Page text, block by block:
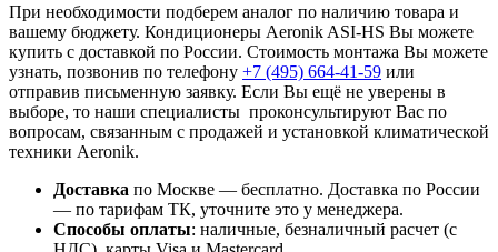
При необходимости подберем аналог по наличию товара и
вашему бюджету. Кондиционеры Aeronik ASI-HS Вы можете
купить с доставкой по России. Стоимость монтажа Вы можете
узнать, позвонив по телефону +7 (495) 664-41-59 или
отправив письменную заявку. Если Вы ещё не уверены в
выборе, то наши специалисты проконсультируют Вас по
вопросам, связанным с продажей и установкой климатической
техники Aeronik.
Доставка по Москве — бесплатно. Доставка по России
— по тарифам ТК, уточните это у менеджера.
Способы оплаты: наличные, безналичный расчет (с